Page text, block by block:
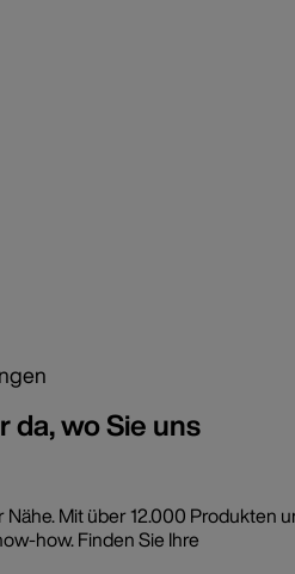
da, wo Sie uns
Nähe. Mit über 12.000 Produkten
how. Finden Sie Ihre